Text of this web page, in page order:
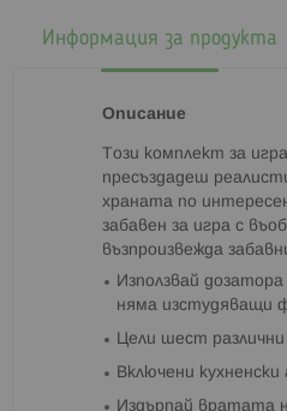
Информация за продукта
Описание
Този комплект за
пресъздадеш
храната по
забавен за игра с
възпроизвежда
Използвай
няма изстудяващи
Цели шест
Включени
Издърпай вратата